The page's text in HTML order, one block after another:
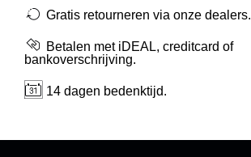
Gratis retourneren via onze dealers.
Betalen met iDEAL, creditcard of
bankoverschrijving.
14 dagen bedenktijd.